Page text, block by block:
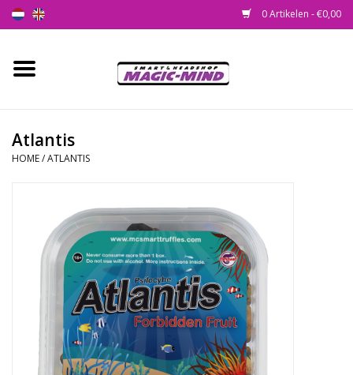
0 Artikelen - €0,00
Home
Smartshop
SEEDSHOP
Health Supplies
Psychedelic
Atlantis
HOME/ATLANTIS